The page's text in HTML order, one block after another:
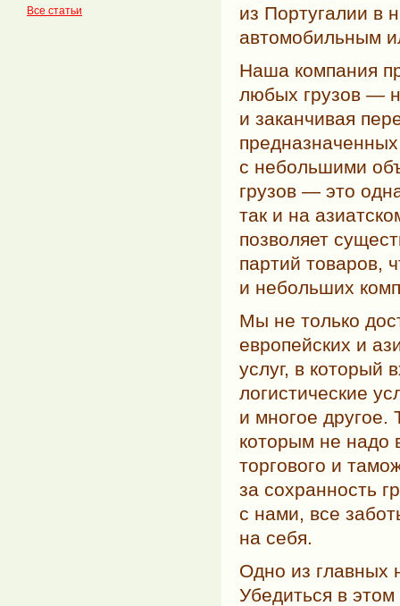
Все статьи
из Португалии в
автомобильным
Наша компания
любых грузов —
и заканчивая
с небольшими
грузов — это
так и на
позволяет
партий товаров,
и небольших
Мы не только
европейских и
услуг, в который
логистические
и многое другое.
которым не надо
торгового и
за сохранность
с нами, все
на себя.
Одно из
Убедиться в